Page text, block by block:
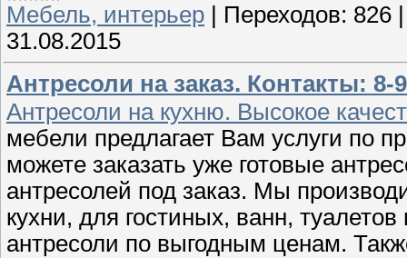
Мебель, интерьер | Переходов: 826
31.08.2015
Антресоли на заказ. Контакты: 8-
Антресоли на кухню. Высокое
мебели предлагает Вам услуги по
можете заказать уже готовые
антресолей под заказ. Мы
кухни, для гостиных, ванн,
антресоли по выгодным ценам.